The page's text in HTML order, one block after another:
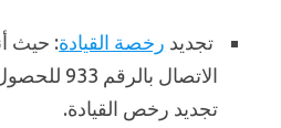
تجديد رخصة القيادة: حيث
الاتصال
تجديد رخص القيادة.